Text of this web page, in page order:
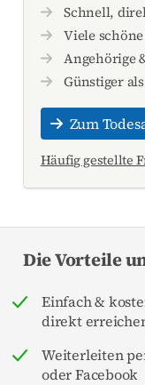
Schnell,
Viele
Angehörige
Günstiger
Zum
Häufig gestellte
Die Vorteile
Einfach &
direkt
Weiterleiten
oder Facebook